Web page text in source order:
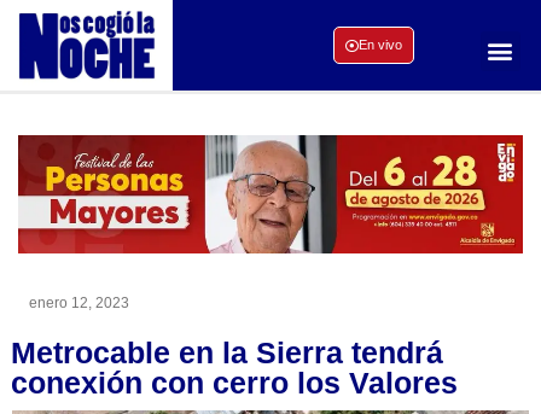
En vivo
enero 12, 2023
Metrocable en la Sierra tendrá
conexión con cerro los Valores